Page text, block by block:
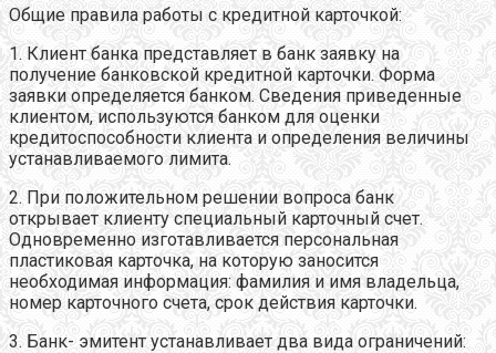
Общие правила работы с кредитной карточкой:
1. Клиент банка представляет в банк заявку на
получение банковской кредитной карточки. Форма
заявки определяется банком. Сведения приведенные
клиентом, используются банком для оценки
кредитоспособности клиента и определения величины
устанавливаемого лимита.
2. При положительном решении вопроса банк
открывает клиенту специальный карточный счет.
Одновременно изготавливается персональная
пластиковая карточка, на которую заносится
необходимая информация: фамилия и имя владельца,
номер карточного счета, срок действия карточки.
3. Банк- эмитент устанавливает два вида ограничений: